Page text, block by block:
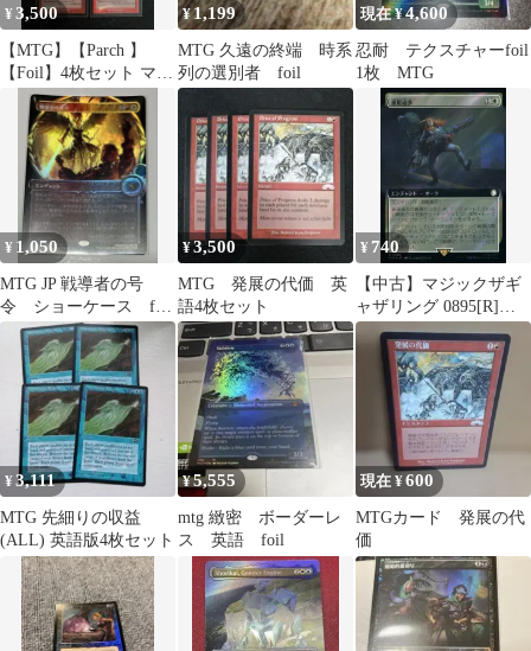
¥3,500
【MTG】【Parch 】
【Foil】4枚セット マジ
ック：ザ・ギャザリン
¥1,199
MTG 久遠の終端 時系
列の選別者 foil
現在 ¥4,600
忍耐 テクスチャーfoil
1枚 MTG
¥ 1,050
MTG JP 戦導者の号
令 ショーケース foil
［MKM-BF］
¥3,500
MTG 発展の代価 英
語4枚セット
¥ 740
【中古】マジックザギ
ャザリング 0895[R]：
【PIP】【サージ
FOIL】【拡張アート
版】重量過
多/Overencumbered
¥3,111
MTG 先細りの収益
(ALL) 英語版4枚セット
¥5,555
mtg 緻密 ボーダーレ
ス 英語 foil
現在 ¥600
MTGカード 発展の代
価